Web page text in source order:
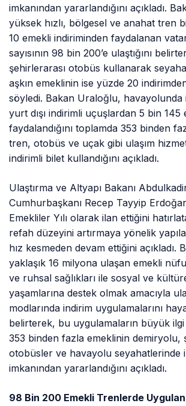
imkanından yararlandığını açıkladı.
yüksek hızlı, bölgesel ve anahat tren
10 emekli indiriminden faydalanan
sayısının 98 bin 200’e ulaştığını
şehirlerarası otobüs kullanarak
aşkın emeklinin ise yüzde 20
söyledi. Bakan Uraloğlu, havayolunda
yurt dışı indirimli uçuşlardan 5 bin 145
faydalandığını toplamda 353 binden
tren, otobüs ve uçak gibi ulaşım
indirimli bilet kullandığını açıkladı.
Ulaştırma ve Altyapı Bakanı
Cumhurbaşkanı Recep Tayyip
Emekliler Yılı olarak ilan ettiğini
refah düzeyini artırmaya yönelik
hız kesmeden devam ettiğini açıkladı.
yaklaşık 16 milyona ulaşan emekli
ve ruhsal sağlıkları ile sosyal ve
yaşamlarına destek olmak amacıyla
modlarında indirim uygulamalarını
belirterek, bu uygulamaların büyük
353 binden fazla emeklinin demiryolu,
otobüsler ve havayolu seyahatlerinde
imkanından yararlandığını açıkladı.
98 Bin 200 Emekli Trenlerde